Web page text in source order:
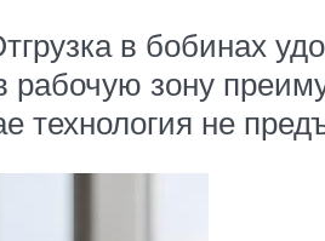
в бобинах
рабочую зону
технология не